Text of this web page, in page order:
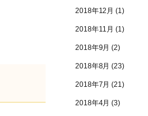
2018年12月 (1)
2018年11月 (1)
2018年9月 (2)
2018年8月 (23)
2018年7月 (21)
2018年4月 (3)